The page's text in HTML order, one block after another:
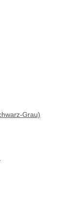
Grau)